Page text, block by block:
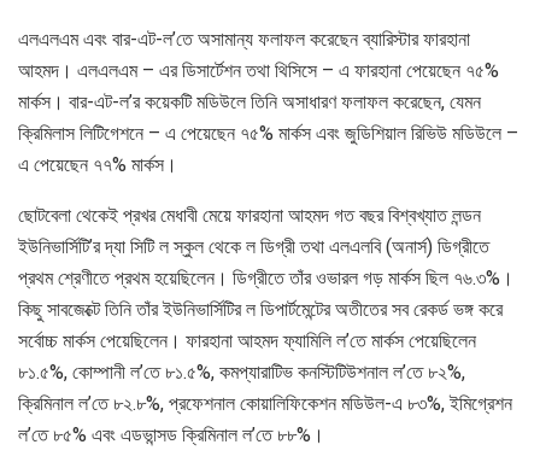
এলএলএম এবং বার-এট-ল’তে অসামান্য ফলাফল করেছেন ব্যারিস্টার ফারহানা
আহমদ। এলএলএম – এর ডিসার্টেশন তথা থিসিসে – এ ফারহানা পেয়েছেন ৭৫%
মার্কস। বার-এট-ল’র কয়েকটি মডিউলে তিনি অসাধারণ ফলাফল করেছেন, যেমন
ক্রিমিলাস লিটিগেশনে – এ পেয়েছেন ৭৫% মার্কস এবং জুডিশিয়াল রিভিউ মডিউলে –
এ পেয়েছেন ৭৭% মার্কস।
ছোটবেলা থেকেই প্রখর মেধাবী মেয়ে ফারহানা আহমদ গত বছর বিশ্বখ্যাত লন্ডন
ইউনিভার্সিটি’র দ্যা সিটি ল স্কুল থেকে ল ডিগ্রী তথা এলএলবি (অনার্স) ডিগ্রীতে
প্রথম শ্রেণীতে প্রথম হয়েছিলেন। ডিগ্রীতে তাঁর ওভারল গড় মার্কস ছিল ৭৬.৩%।
কিছু সাবজেক্টে তিনি তাঁর ইউনিভার্সিটির ল ডিপার্টমেন্টের অতীতের সব রেকর্ড ভঙ্গ করে
সর্বোচ্চ মার্কস পেয়েছিলেন। ফারহানা আহমদ ফ্যামিলি ল’তে মার্কস পেয়েছিলেন
৮১.৫%, কোম্পানী ল’তে ৮১.৫%, কমপ্যারাটিভ কনস্টিটিউশনাল ল’তে ৮২%,
ক্রিমিনাল ল’তে ৮২.৮%, প্রফেশনাল কোয়ালিফিকেশন মডিউল-এ ৮৩%, ইমিগ্রেশন
ল’তে ৮৫% এবং এডভান্সড ক্রিমিনাল ল’তে ৮৮%।